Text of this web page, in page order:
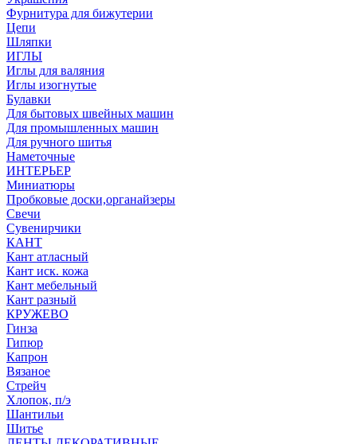
Фурнитура для бижутерии
Цепи
Шляпки
ИГЛЫ
Иглы для валяния
Иглы изогнутые
Булавки
Для бытовых швейных машин
Для промышленных машин
Для ручного шитья
Наметочные
ИНТЕРЬЕР
Миниатюры
Пробковые доски,органайзеры
Свечи
Сувенирчики
КАНТ
Кант атласный
Кант иск. кожа
Кант мебельный
Кант разный
КРУЖЕВО
Гинза
Гипюр
Капрон
Вязаное
Стрейч
Хлопок, п/э
Шантильи
Шитье